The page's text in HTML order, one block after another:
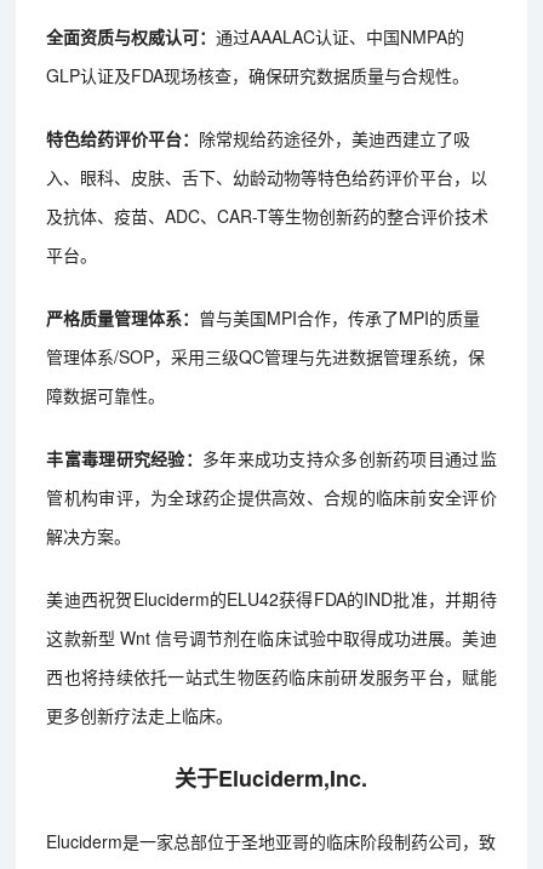
全面资质与权威认可：通过AAALAC认证、中国NMPA的
GLP认证及FDA现场核查，确保研究数据质量与合规性。
特色给药评价平台： 除常规给药途径外，美迪西建立了吸
入、眼科、皮肤、舌下、幼龄动物等特色给药评价平台，以
及抗体、疫苗、ADC、CAR-T等生物创新药的整合评价技术
平台。
严格质量管理体系： 曾与美国MPI合作，传承了MPI的质量
管理体系/SOP，采用三级QC管理与先进数据管理系统，保
障数据可靠性。
丰富毒理研究经验： 多年来成功支持众多创新药项目通过监
管机构审评，为全球药企提供高效、合规的临床前安全评价
解决方案。
美迪西祝贺Eluciderm的ELU42获得FDA的IND批准，并期待
这款新型 Wnt 信号调节剂在临床试验中取得成功进展。美迪
西也将持续依托一站式生物医药临床前研发服务平台，赋能
更多创新疗法走上临床。
关于Eluciderm,Inc.
Eluciderm是一家总部位于圣地亚哥的临床阶段制药公司，致